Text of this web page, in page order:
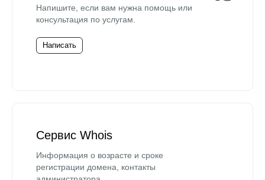
Напишите, если вам нужна помощь или
консультация по услугам.
Написать
Сервис Whois
Информация о возрасте и сроке
регистрации домена, контакты